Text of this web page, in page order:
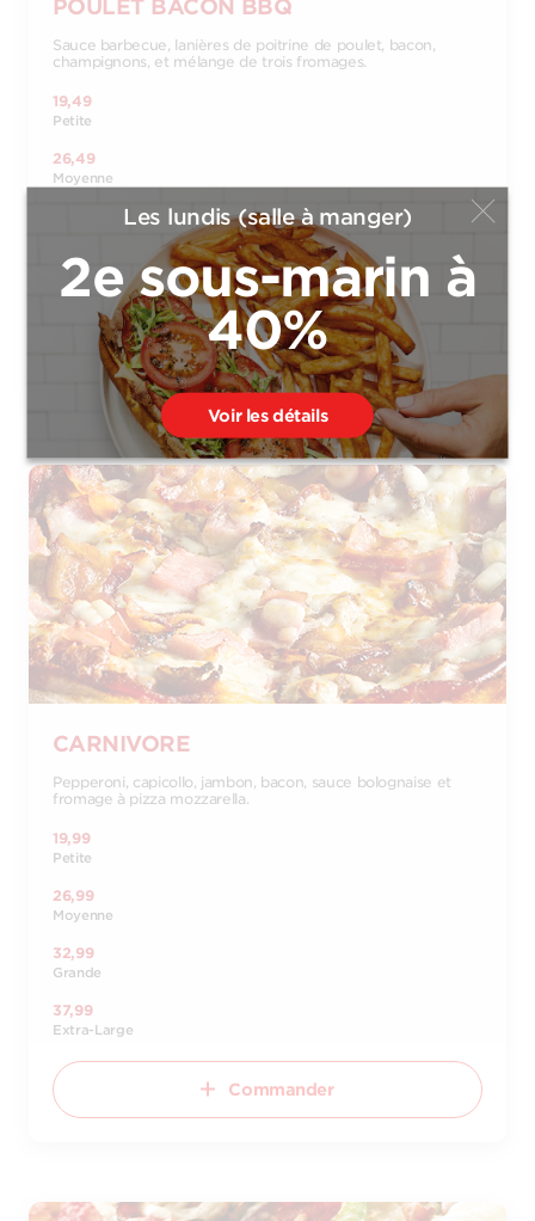
POULET BACON BBQ
Sauce barbecue, lanières de poitrine de poulet, bacon,
champignons, et mélange de trois fromages.
19,49
Petite
26,49
Moyenne
37,49
Extra-Large
Commander
CARNIVORE
Pepperoni, capicollo, jambon, bacon, sauce bolognaise et
fromage à pizza mozzarella.
19,99
Petite
26,99
Moyenne
32,99
Grande
37,99
Extra-Large
Commander
Les lundis (salle à manger)
2e sous-marin à
40%
Voir les détails